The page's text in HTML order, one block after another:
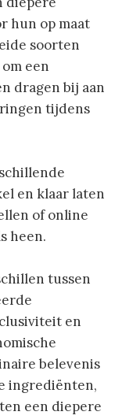
hun op maat
soorten
een
dragen bij aan
tijdens
en klaar laten
of online
heen.
tussen
en
belevenis
ingrediënten,
een diepere